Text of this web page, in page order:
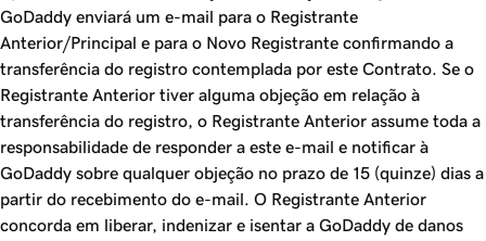
GoDaddy enviará um e-mail para o Registrante
Anterior/Principal e para o Novo Registrante confirmando a
transferência do registro contemplada por este Contrato. Se o
Registrante Anterior tiver alguma objeção em relação à
transferência do registro, o Registrante Anterior assume toda a
responsabilidade de responder a este e-mail e notificar à
GoDaddy sobre qualquer objeção no prazo de 15 (quinze) dias a
partir do recebimento do e-mail. O Registrante Anterior
concorda em liberar, indenizar e isentar a GoDaddy de danos